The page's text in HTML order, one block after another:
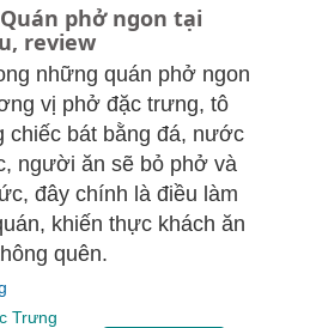
phở ngon tại
review
những quán phở ngon
vị phở đặc trưng, tô
bát bằng đá, nước
người ăn sẽ bỏ phở và
đây chính là điều làm
khiến thực khách ăn
quên.
Trưng